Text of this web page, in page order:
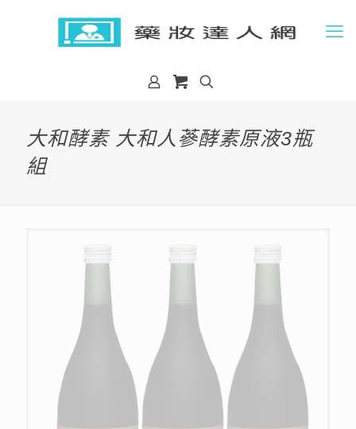
大和酵素 大和人蔘酵素原液3瓶
組